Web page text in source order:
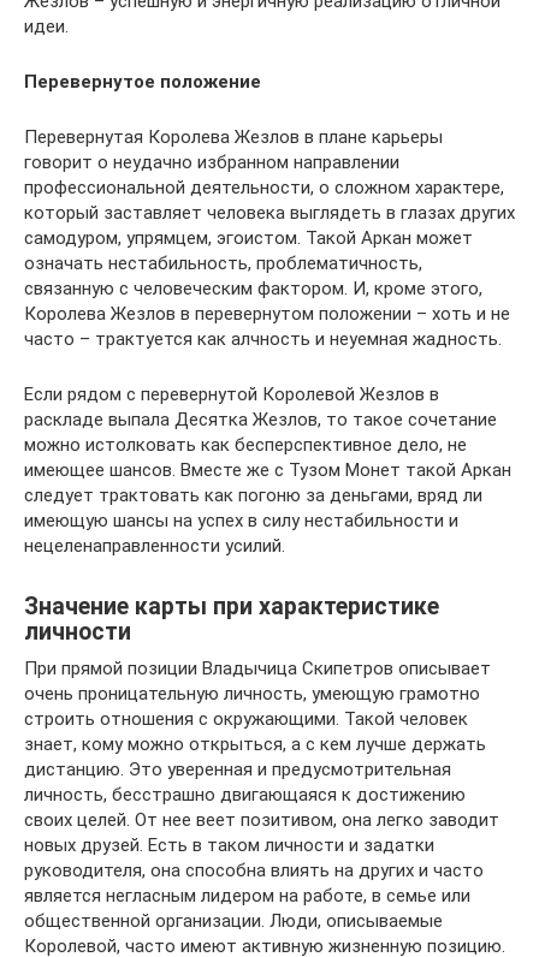
идеи.
Перевернутое положение
Перевернутая Королева Жезлов в плане карьеры
говорит о неудачно избранном направлении
профессиональной деятельности, о сложном характере,
который заставляет человека выглядеть в глазах других
самодуром, упрямцем, эгоистом. Такой Аркан может
означать нестабильность, проблематичность,
связанную с человеческим фактором. И, кроме этого,
Королева Жезлов в перевернутом положении – хоть и не
часто – трактуется как алчность и неуемная жадность.
Если рядом с перевернутой Королевой Жезлов в
раскладе выпала Десятка Жезлов, то такое сочетание
можно истолковать как бесперспективное дело, не
имеющее шансов. Вместе же с Тузом Монет такой Аркан
следует трактовать как погоню за деньгами, вряд ли
имеющую шансы на успех в силу нестабильности и
нецеленаправленности усилий.
Значение карты при характеристике
личности
При прямой позиции Владычица Скипетров описывает
очень проницательную личность, умеющую грамотно
строить отношения с окружающими. Такой человек
знает, кому можно открыться, а с кем лучше держать
дистанцию. Это уверенная и предусмотрительная
личность, бесстрашно двигающаяся к достижению
своих целей. От нее веет позитивом, она легко заводит
новых друзей. Есть в таком личности и задатки
руководителя, она способна влиять на других и часто
является негласным лидером на работе, в семье или
общественной организации. Люди, описываемые
Королевой, часто имеют активную жизненную позицию.